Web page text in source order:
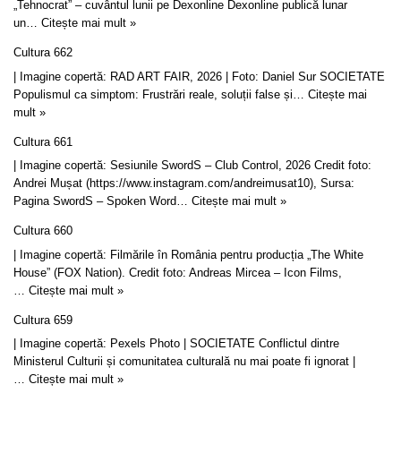
„Tehnocrat” – cuvântul lunii pe Dexonline Dexonline publică lunar
un… Citește mai mult »
Cultura 662
| Imagine copertă: RAD ART FAIR, 2026 | Foto: Daniel Sur SOCIETATE
Populismul ca simptom: Frustrări reale, soluții false și… Citește mai
mult »
Cultura 661
| Imagine copertă: Sesiunile SwordS – Club Control, 2026 Credit foto:
Andrei Mușat (https://www.instagram.com/andreimusat10), Sursa:
Pagina SwordS – Spoken Word… Citește mai mult »
Cultura 660
| Imagine copertă: Filmările în România pentru producția „The White
House” (FOX Nation). Credit foto: Andreas Mircea – Icon Films,
Citește mai mult »
Cultura 659
| Imagine copertă: Pexels Photo | SOCIETATE Conflictul dintre
Ministerul Culturii și comunitatea culturală nu mai poate fi ignorat |
… Citește mai mult »